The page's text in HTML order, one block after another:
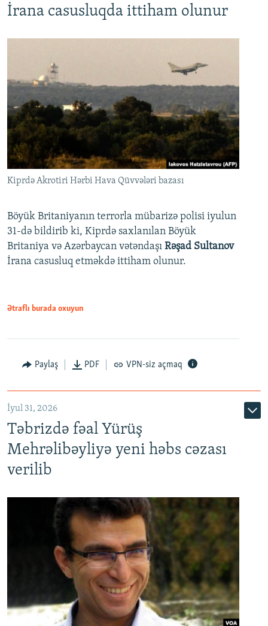
İrana casusluqda ittiham olunur
Kiprdə Akrotiri Hərbi Hava Qüvvələri bazası
Böyük Britaniyanın terrorla mübarizə polisi iyulun
31-də bildirib ki, Kiprdə saxlanılan Böyük
Britaniya və Azərbaycan vətəndaşı Rəşad Sultanov
İrana casusluq etməkdə ittiham olunur.
Ətraflı burada oxuyun
Paylaş PDF VPN-siz açmaq
İyul 31, 2026
Təbrizdə fəal Yürüş
Mehrəlibəyliyə yeni həbs cəzası
verilib